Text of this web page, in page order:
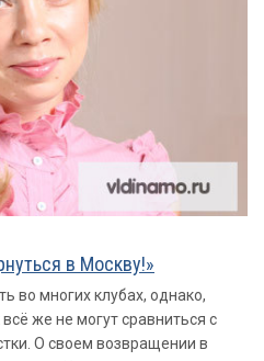
в Москву!»
во многих клубах, однако,
же не могут сравниться с
О своем возвращении в